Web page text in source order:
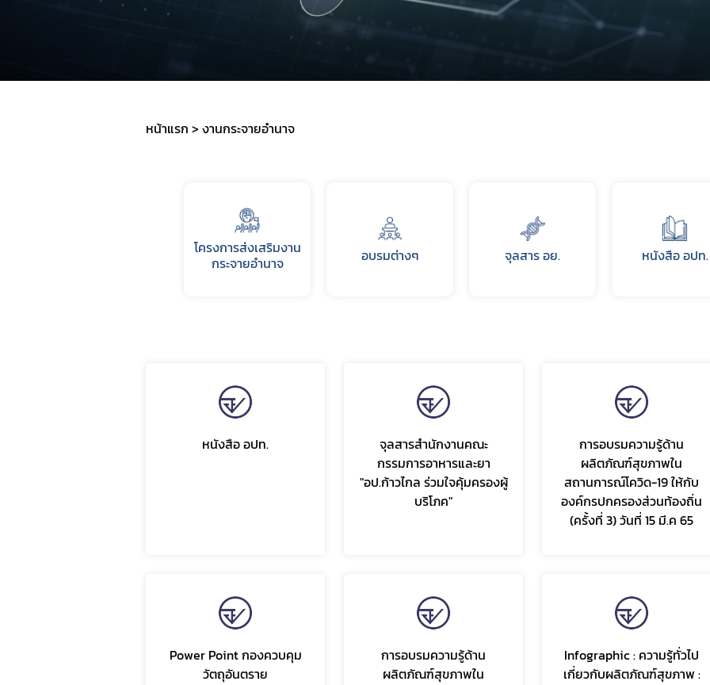
หน้าแรก งานกระจายอำนาจ
โครงการส่งเสริมงาน
กระจายอำนาจ
อบรมต่างๆ จุลสาร อย. หนังสือ อปท.
หนังสือ อปท.
จุลสารสำนักงานคณะ
กรรมการอาหารและยา
"อป.ก้าวไกล ร่วมใจคุ้มครองผู้
บริโภค"
การอบรมความรู้ด้าน
ผลิตภัณฑ์สุขภาพใน
สถานการณ์โควิด-19 ให้กับ
องค์กรปกครองส่วนท้องถิ่น
(ครั้งที่ 3) วันที่ 15 มี.ค 65
Power Point กองควบคุม
วัตถุอันตราย
การอบรมความรู้ด้าน
ผลิตภัณฑ์สุขภาพใน
Infographic : ความรู้ทั่วไป
เกี่ยวกับผลิตภัณฑ์สุขภาพ :
เลือกหัวข้อที่ท่านต้องการ Subscribe